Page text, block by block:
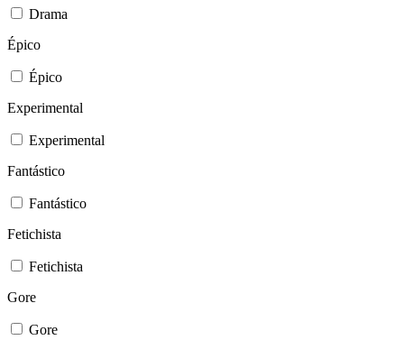
Drama
Épico
Épico
Experimental
Experimental
Fantástico
Fantástico
Fetichista
Fetichista
Gore
Gore